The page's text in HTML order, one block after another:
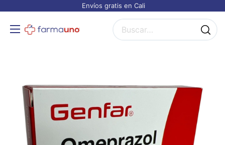
Envíos gratis en Cali